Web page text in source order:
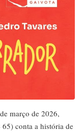
março de 2026,
conta a história de